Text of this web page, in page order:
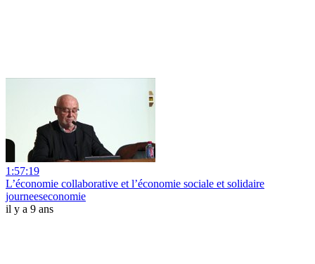
1:57:19
L’économie collaborative et l’économie sociale et solidaire
journeeseconomie
il y a 9 ans